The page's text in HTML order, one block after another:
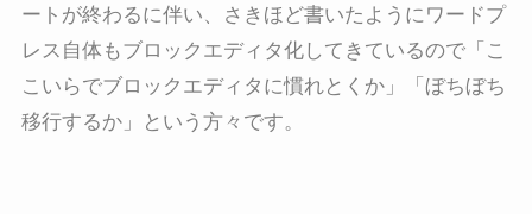
ートが終わるに伴い、さきほど書いたようにワードプ
レス自体もブロックエディタ化してきているので「こ
こいらでブロックエディタに慣れとくか」「ぼちぼち
移行するか」という方々です。